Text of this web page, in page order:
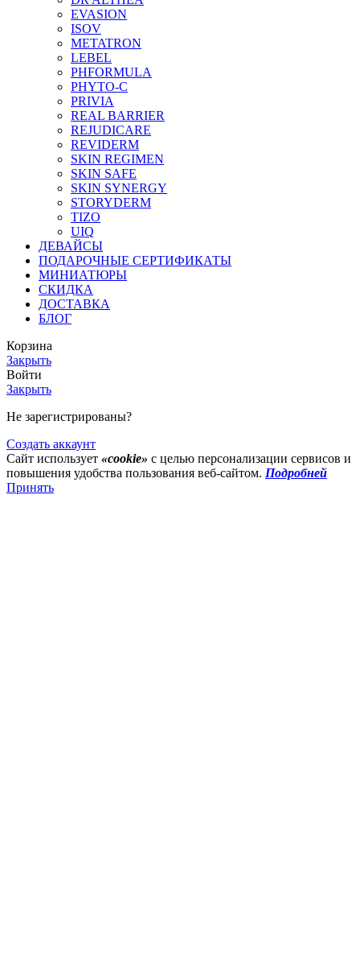
EVASION
ISOV
METATRON
LEBEL
PHFORMULA
PHYTO-C
PRIVIA
REAL BARRIER
REJUDICARE
REVIDERM
SKIN REGIMEN
SKIN SAFE
SKIN SYNERGY
STORYDERM
TIZO
UIQ
ДЕВАЙСЫ
ПОДАРОЧНЫЕ СЕРТИФИКАТЫ
МИНИАТЮРЫ
СКИДКА
ДОСТАВКА
БЛОГ
Корзина
Закрыть
Войти
Закрыть
Не зарегистрированы?
Создать аккаунт
Сайт использует «cookie» с целью персонализации сервисов и
повышения удобства пользования веб-сайтом. Подробней
Принять